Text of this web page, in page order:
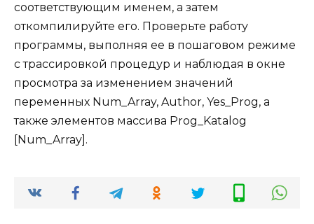
соответствующим именем, а затем
откомпилируйте его. Проверьте работу
программы, выполняя ее в пошаговом режиме
с трассировкой процедур и наблюдая в окне
просмотра за изменением значений
переменных Num_Array, Author, Yes_Prog, а
также элементов массива Prog_Katalog
[Num_Array].